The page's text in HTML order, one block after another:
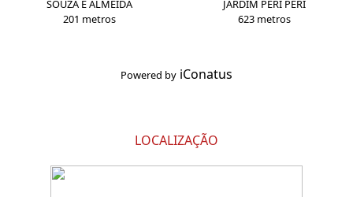
SOUZA E ALMEIDA
201 metros
JARDIM PERI PERI
623 metros
Powered by iConatus
LOCALIZAÇÃO